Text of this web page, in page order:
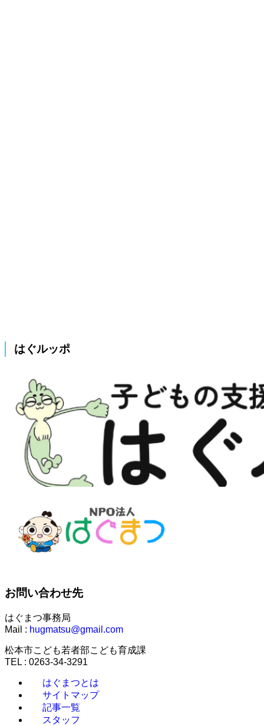
はぐルッポ
お問い合わせ先
はぐまつ事務局
Mail : hugmatsu@gmail.com
松本市こども若者部こども育成課
TEL : 0263-34-3291
はぐまつとは
サイトマップ
記事一覧
スタッフ